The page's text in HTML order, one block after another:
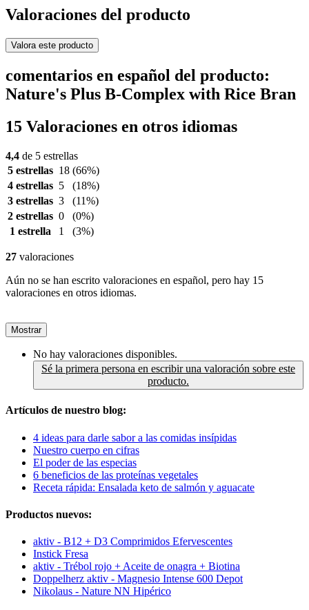
Valoraciones del producto
Valora este producto
comentarios en español del producto:
Nature's Plus B-Complex with Rice Bran
15 Valoraciones en otros idiomas
4,4 de 5 estrellas
5 estrellas 18 (66%)
4 estrellas 5
(18%)
3 estrellas 3
(11%)
2 estrellas 0
(0%)
1 estrella
1 (3%)
27 valoraciones
Aún no se han escrito valoraciones en español, pero hay 15
valoraciones en otros idiomas.
Mostrar
No hay valoraciones disponibles.
Sé la primera persona en escribir una valoración sobre este
producto.
Artículos de nuestro blog:
4 ideas para darle sabor a las comidas insípidas
Nuestro cuerpo en cifras
El poder de las especias
6 beneficios de las proteínas vegetales
Receta rápida: Ensalada keto de salmón y aguacate
Productos nuevos:
aktiv - B12 + D3 Comprimidos Efervescentes
Instick Fresa
aktiv - Trébol rojo + Aceite de onagra + Biotina
Doppelherz aktiv - Magnesio Intense 600 Depot
Nikolaus - Nature NN Hipérico